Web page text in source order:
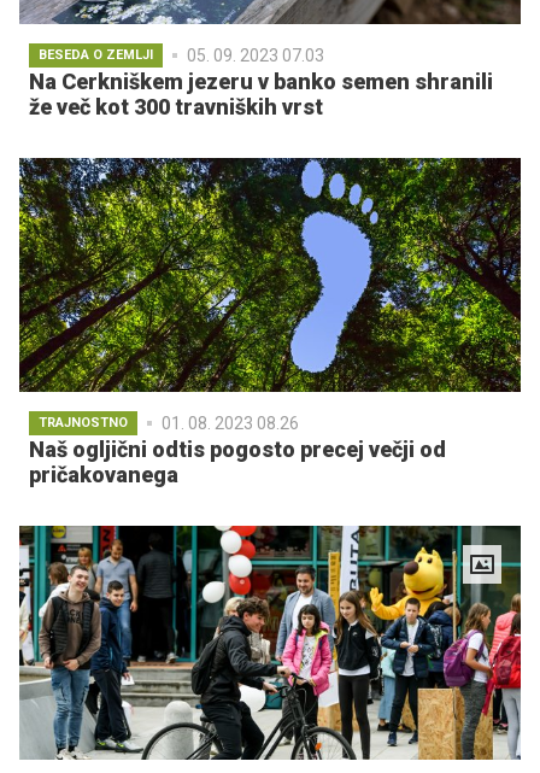
BESEDA O ZEMLJI 05. 09. 2023 07.03
Na Cerkniškem jezeru v banko semen shranili
že več kot 300 travniških vrst
TRAJNOSTNO 01. 08. 2023 08.26
Naš ogljični odtis pogosto precej večji od
pričakovanega